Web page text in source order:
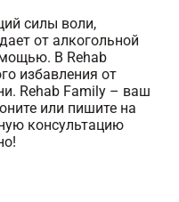
силы воли,
от алкогольной
В Rehab
избавления от
Rehab Family – ваш
или пишите на
консультацию